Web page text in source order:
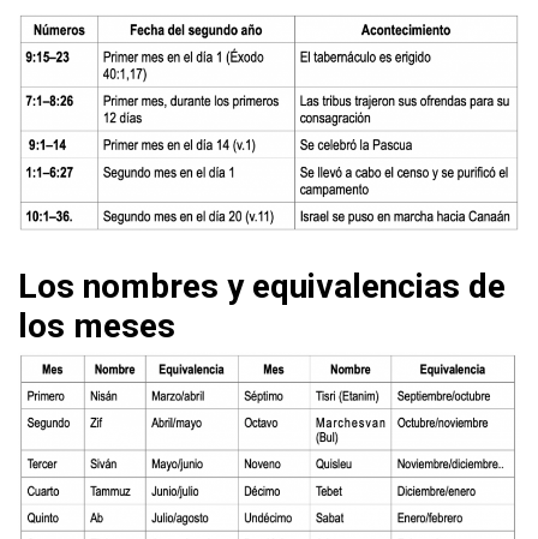
Los nombres y equivalencias de
los meses